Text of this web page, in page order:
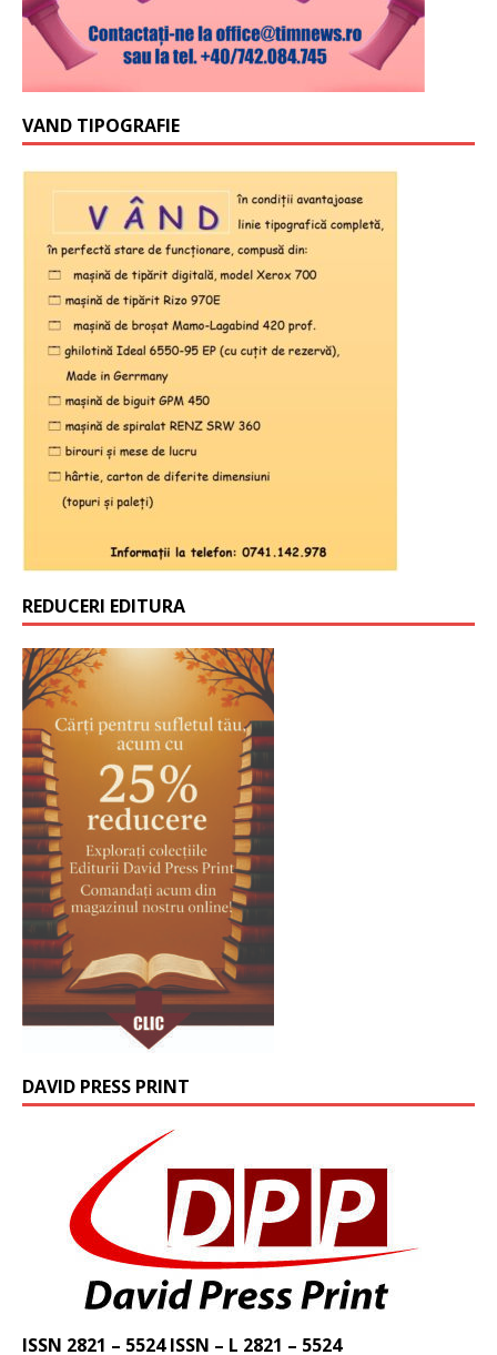
VAND TIPOGRAFIE
REDUCERI EDITURA
DAVID PRESS PRINT
ISSN 2821 – 5524 ISSN – L 2821 – 5524